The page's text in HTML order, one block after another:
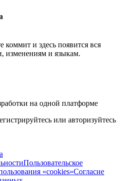
коммит и здесь появится вся
изменениям и языкам.
на одной платформе
или авторизуйтесь
Пользовательское
«cookies»Согласие